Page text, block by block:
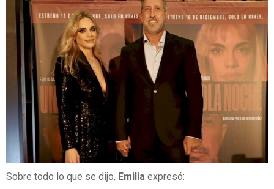
Sobre todo lo que se dijo, Emilia expresó: